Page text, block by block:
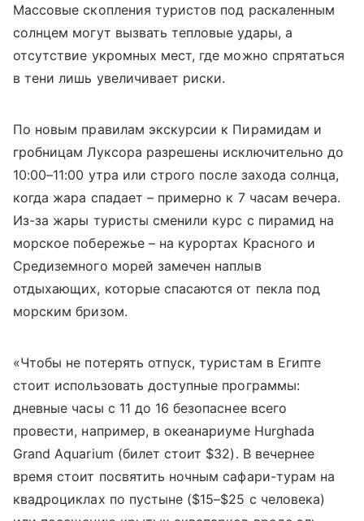
Массовые скопления туристов под раскаленным
солнцем могут вызвать тепловые удары, а
отсутствие укромных мест, где можно спрятаться
в тени лишь увеличивает риски.
По новым правилам экскурсии к Пирамидам и
гробницам Луксора разрешены исключительно до
10:00–11:00 утра или строго после захода солнца,
когда жара спадает – примерно к 7 часам вечера.
Из-за жары туристы сменили курс с пирамид на
морское побережье – на курортах Красного и
Средиземного морей замечен наплыв
отдыхающих, которые спасаются от пекла под
морским бризом.
«Чтобы не потерять отпуск, туристам в Египте
стоит использовать доступные программы:
дневные часы с 11 до 16 безопаснее всего
провести, например, в океанариуме Hurghada
Grand Aquarium (билет стоит $32). В вечернее
время стоит посвятить ночным сафари-турам на
квадроциклах по пустыне ($15–$25 с человека)